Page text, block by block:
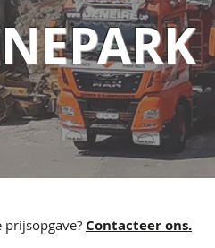
Contacteer ons.